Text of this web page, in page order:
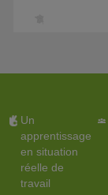
Un
apprentissage
en situation
réelle de
travail